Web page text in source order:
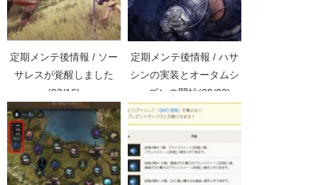
定期メンテ後情報 / ソー
サレスが覚醒しました
(03/16)
定期メンテ後情報 / ハサ
シンの実装とオータムシ
ーズンの開始(09/02)